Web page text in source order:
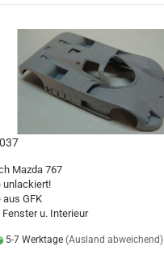
Mazda 767
unlackiert!
aus GFK
Fenster u. Interieur
5-7 Werktage (Ausland abweichend)